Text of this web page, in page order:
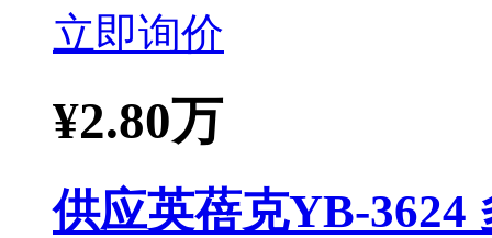
立即询价
¥2.80万
供应英蓓克YB-3624